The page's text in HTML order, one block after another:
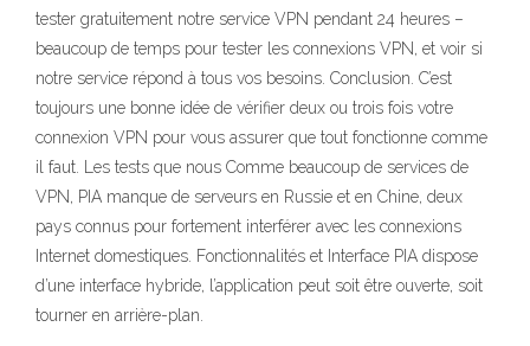
tester gratuitement notre service VPN pendant 24 heures –
beaucoup de temps pour tester les connexions VPN, et voir si
notre service répond à tous vos besoins. Conclusion. C’est
toujours une bonne idée de vérifier deux ou trois fois votre
connexion VPN pour vous assurer que tout fonctionne comme
il faut. Les tests que nous Comme beaucoup de services de
VPN, PIA manque de serveurs en Russie et en Chine, deux
pays connus pour fortement interférer avec les connexions
Internet domestiques. Fonctionnalités et Interface PIA dispose
d’une interface hybride, l’application peut soit être ouverte, soit
tourner en arrière-plan.